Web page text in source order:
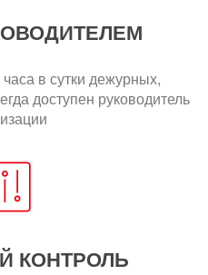
в сутки дежурных,
доступен руководитель
КОНТРОЛЬ